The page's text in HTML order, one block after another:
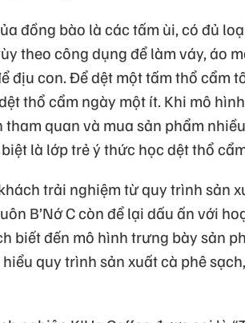
đồng bào là các tấm ùi, có đủ
theo công dụng để làm váy, áo
địu con. Để dệt một tấm thổ cẩm
thổ cẩm ngày một ít. Khi mô
quan và mua sản phẩm
là lớp trẻ ý thức học dệt thổ
trải nghiệm từ quy trình sản
B’Nớ C còn để lại dấu ấn với
biết đến mô hình trưng bày sản
quy trình sản xuất cà phê